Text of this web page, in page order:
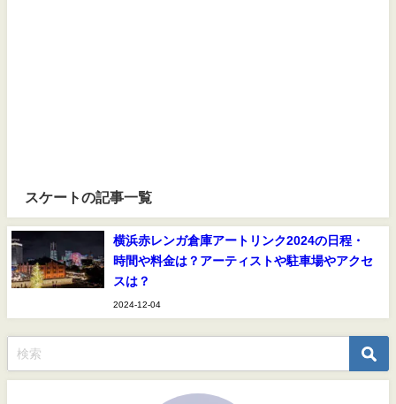
スケートの記事一覧
横浜赤レンガ倉庫アートリンク2024の日程・
時間や料金は？アーティストや駐車場やアクセ
スは？
2024-12-04